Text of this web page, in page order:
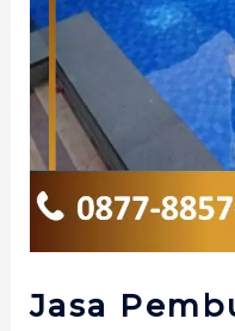
Jasa